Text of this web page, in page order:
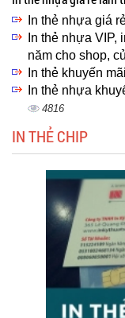
In thẻ nhựa giá
In thẻ nhựa
năm cho shop,
In thẻ khuyến mãi
In thẻ nhựa
4816
IN THẺ CHIP